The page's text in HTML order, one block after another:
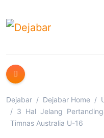
Dejabar Dejabar Home
3 Hal Jelang
Timnas Australia U-16